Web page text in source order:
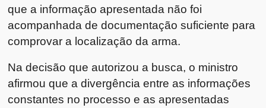
que a informação apresentada não foi
acompanhada de documentação suficiente para
comprovar a localização da arma.
Na decisão que autorizou a busca, o ministro
afirmou que a divergência entre as informações
constantes no processo e as apresentadas